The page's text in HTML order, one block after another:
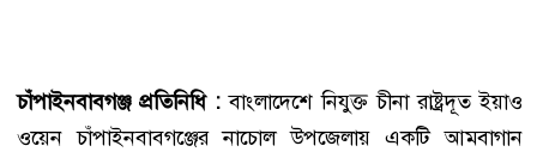
চাঁপাইনবাবগঞ্জ প্রতিনিধি : বাংলাদেশে নিযুক্ত চীনা রাষ্ট্রদূত ইয়াও
ওয়েন চাঁপাইনবাবগঞ্জের নাচোল উপজেলায় একটি আমবাগান